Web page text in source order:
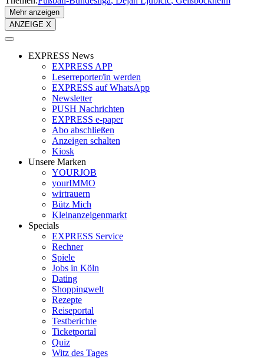
Mehr anzeigen
ANZEIGE X
EXPRESS News
EXPRESS APP
Leserreporter/in werden
EXPRESS auf WhatsApp
Newsletter
PUSH Nachrichten
EXPRESS e-paper
Abo abschließen
Anzeigen schalten
Kiosk
Unsere Marken
YOURJOB
yourIMMO
wirtrauern
Bütz Mich
Kleinanzeigenmarkt
Specials
EXPRESS Service
Rechner
Spiele
Jobs in Köln
Dating
Shoppingwelt
Rezepte
Reiseportal
Testberichte
Ticketportal
Quiz
Witz des Tages